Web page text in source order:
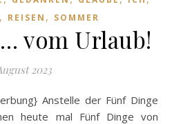
, REISEN , SOMMER
vom Urlaub!
2023
heute mal Fünf Dinge von